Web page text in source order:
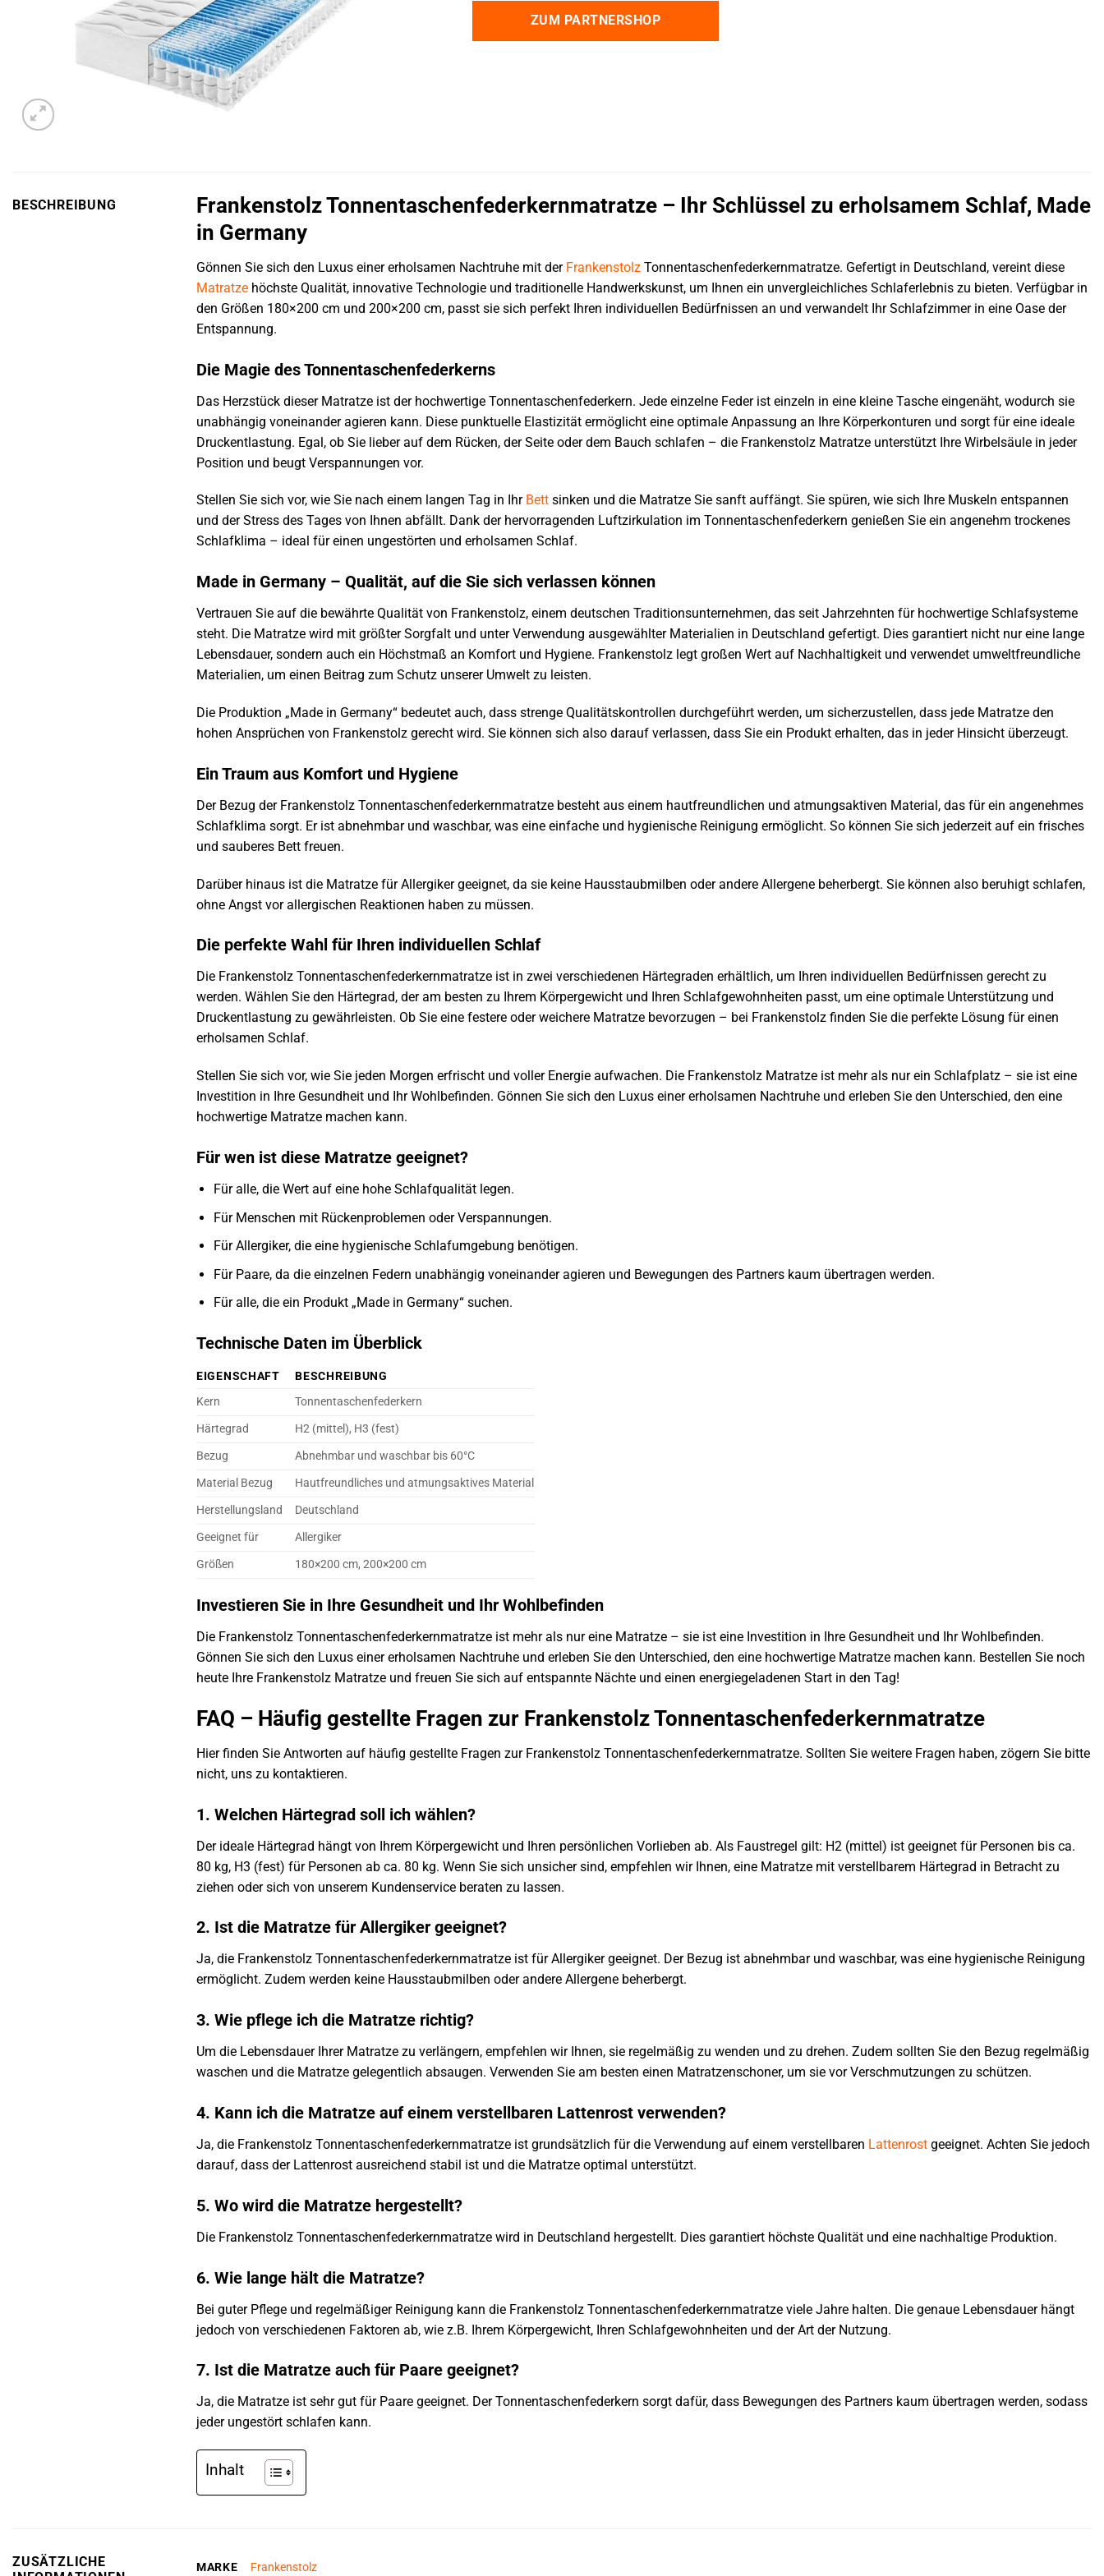
ZUM PARTNERSHOP
BESCHREIBUNG
Frankenstolz Tonnentaschenfederkernmatratze – Ihr Schlüssel zu erholsamem Schlaf, Made
in Germany
Gönnen Sie sich den Luxus einer erholsamen Nachtruhe mit der Frankenstolz Tonnentaschenfederkernmatratze. Gefertigt in Deutschland, vereint diese
Matratze höchste Qualität, innovative Technologie und traditionelle Handwerkskunst, um Ihnen ein unvergleichliches Schlaferlebnis zu bieten. Verfügbar in
den Größen 180×200 cm und 200×200 cm, passt sie sich perfekt Ihren individuellen Bedürfnissen an und verwandelt Ihr Schlafzimmer in eine Oase der
Entspannung.
Die Magie des Tonnentaschenfederkerns
Das Herzstück dieser Matratze ist der hochwertige Tonnentaschenfederkern. Jede einzelne Feder ist einzeln in eine kleine Tasche eingenäht, wodurch sie
unabhängig voneinander agieren kann. Diese punktuelle Elastizität ermöglicht eine optimale Anpassung an Ihre Körperkonturen und sorgt für eine ideale
Druckentlastung. Egal, ob Sie lieber auf dem Rücken, der Seite oder dem Bauch schlafen – die Frankenstolz Matratze unterstützt Ihre Wirbelsäule in jeder
Position und beugt Verspannungen vor.
Stellen Sie sich vor, wie Sie nach einem langen Tag in Ihr Bett sinken und die Matratze Sie sanft auffängt. Sie spüren, wie sich Ihre Muskeln entspannen
und der Stress des Tages von Ihnen abfällt. Dank der hervorragenden Luftzirkulation im Tonnentaschenfederkern genießen Sie ein angenehm trockenes
Schlafklima – ideal für einen ungestörten und erholsamen Schlaf.
Made in Germany – Qualität, auf die Sie sich verlassen können
Vertrauen Sie auf die bewährte Qualität von Frankenstolz, einem deutschen Traditionsunternehmen, das seit Jahrzehnten für hochwertige Schlafsysteme
steht. Die Matratze wird mit größter Sorgfalt und unter Verwendung ausgewählter Materialien in Deutschland gefertigt. Dies garantiert nicht nur eine lange
Lebensdauer, sondern auch ein Höchstmaß an Komfort und Hygiene. Frankenstolz legt großen Wert auf Nachhaltigkeit und verwendet umweltfreundliche
Materialien, um einen Beitrag zum Schutz unserer Umwelt zu leisten.
Die Produktion „Made in Germany“ bedeutet auch, dass strenge Qualitätskontrollen durchgeführt werden, um sicherzustellen, dass jede Matratze den
hohen Ansprüchen von Frankenstolz gerecht wird. Sie können sich also darauf verlassen, dass Sie ein Produkt erhalten, das in jeder Hinsicht überzeugt.
Ein Traum aus Komfort und Hygiene
Der Bezug der Frankenstolz Tonnentaschenfederkernmatratze besteht aus einem hautfreundlichen und atmungsaktiven Material, das für ein angenehmes
Schlafklima sorgt. Er ist abnehmbar und waschbar, was eine einfache und hygienische Reinigung ermöglicht. So können Sie sich jederzeit auf ein frisches
und sauberes Bett freuen.
Darüber hinaus ist die Matratze für Allergiker geeignet, da sie keine Hausstaubmilben oder andere Allergene beherbergt. Sie können also beruhigt schlafen,
ohne Angst vor allergischen Reaktionen haben zu müssen.
Die perfekte Wahl für Ihren individuellen Schlaf
Die Frankenstolz Tonnentaschenfederkernmatratze ist in zwei verschiedenen Härtegraden erhältlich, um Ihren individuellen Bedürfnissen gerecht zu
werden. Wählen Sie den Härtegrad, der am besten zu Ihrem Körpergewicht und Ihren Schlafgewohnheiten passt, um eine optimale Unterstützung und
Druckentlastung zu gewährleisten. Ob Sie eine festere oder weichere Matratze bevorzugen – bei Frankenstolz finden Sie die perfekte Lösung für einen
erholsamen Schlaf.
Stellen Sie sich vor, wie Sie jeden Morgen erfrischt und voller Energie aufwachen. Die Frankenstolz Matratze ist mehr als nur ein Schlafplatz – sie ist eine
Investition in Ihre Gesundheit und Ihr Wohlbefinden. Gönnen Sie sich den Luxus einer erholsamen Nachtruhe und erleben Sie den Unterschied, den eine
hochwertige Matratze machen kann.
Für wen ist diese Matratze geeignet?
Für alle, die Wert auf eine hohe Schlafqualität legen.
Für Menschen mit Rückenproblemen oder Verspannungen.
Für Allergiker, die eine hygienische Schlafumgebung benötigen.
Für Paare, da die einzelnen Federn unabhängig voneinander agieren und Bewegungen des Partners kaum übertragen werden.
Für alle, die ein Produkt „Made in Germany“ suchen.
Technische Daten im Überblick
EIGENSCHAFT
BESCHREIBUNG
Kern
Tonnentaschenfederkern
Härtegrad
H2 (mittel), H3 (fest)
Bezug
Abnehmbar und waschbar bis 60°C
Material Bezug
Hautfreundliches und atmungsaktives Material
Herstellungsland
Deutschland
Geeignet für
Allergiker
Größen
180×200 cm, 200×200 cm
Investieren Sie in Ihre Gesundheit und Ihr Wohlbefinden
Die Frankenstolz Tonnentaschenfederkernmatratze ist mehr als nur eine Matratze – sie ist eine Investition in Ihre Gesundheit und Ihr Wohlbefinden.
Gönnen Sie sich den Luxus einer erholsamen Nachtruhe und erleben Sie den Unterschied, den eine hochwertige Matratze machen kann. Bestellen Sie noch
heute Ihre Frankenstolz Matratze und freuen Sie sich auf entspannte Nächte und einen energiegeladenen Start in den Tag!
FAQ – Häufig gestellte Fragen zur Frankenstolz Tonnentaschenfederkernmatratze
Hier finden Sie Antworten auf häufig gestellte Fragen zur Frankenstolz Tonnentaschenfederkernmatratze. Sollten Sie weitere Fragen haben, zögern Sie bitte
nicht, uns zu kontaktieren.
1. Welchen Härtegrad soll ich wählen?
Der ideale Härtegrad hängt von Ihrem Körpergewicht und Ihren persönlichen Vorlieben ab. Als Faustregel gilt: H2 (mittel) ist geeignet für Personen bis ca.
80 kg, H3 (fest) für Personen ab ca. 80 kg. Wenn Sie sich unsicher sind, empfehlen wir Ihnen, eine Matratze mit verstellbarem Härtegrad in Betracht zu
ziehen oder sich von unserem Kundenservice beraten zu lassen.
2. Ist die Matratze für Allergiker geeignet?
Ja, die Frankenstolz Tonnentaschenfederkernmatratze ist für Allergiker geeignet. Der Bezug ist abnehmbar und waschbar, was eine hygienische Reinigung
ermöglicht. Zudem werden keine Hausstaubmilben oder andere Allergene beherbergt.
3. Wie pflege ich die Matratze richtig?
Um die Lebensdauer Ihrer Matratze zu verlängern, empfehlen wir Ihnen, sie regelmäßig zu wenden und zu drehen. Zudem sollten Sie den Bezug regelmäßig
waschen und die Matratze gelegentlich absaugen. Verwenden Sie am besten einen Matratzenschoner, um sie vor Verschmutzungen zu schützen.
4. Kann ich die Matratze auf einem verstellbaren Lattenrost verwenden?
Ja, die Frankenstolz Tonnentaschenfederkernmatratze ist grundsätzlich für die Verwendung auf einem verstellbaren Lattenrost geeignet. Achten Sie jedoch
darauf, dass der Lattenrost ausreichend stabil ist und die Matratze optimal unterstützt.
5. Wo wird die Matratze hergestellt?
Die Frankenstolz Tonnentaschenfederkernmatratze wird in Deutschland hergestellt. Dies garantiert höchste Qualität und eine nachhaltige Produktion.
6. Wie lange hält die Matratze?
Bei guter Pflege und regelmäßiger Reinigung kann die Frankenstolz Tonnentaschenfederkernmatratze viele Jahre halten. Die genaue Lebensdauer hängt
jedoch von verschiedenen Faktoren ab, wie z.B. Ihrem Körpergewicht, Ihren Schlafgewohnheiten und der Art der Nutzung.
7. Ist die Matratze auch für Paare geeignet?
Ja, die Matratze ist sehr gut für Paare geeignet. Der Tonnentaschenfederkern sorgt dafür, dass Bewegungen des Partners kaum übertragen werden, sodass
jeder ungestört schlafen kann.
Inhalt
ZUSÄTZLICHE
MARKE Frankenstolz